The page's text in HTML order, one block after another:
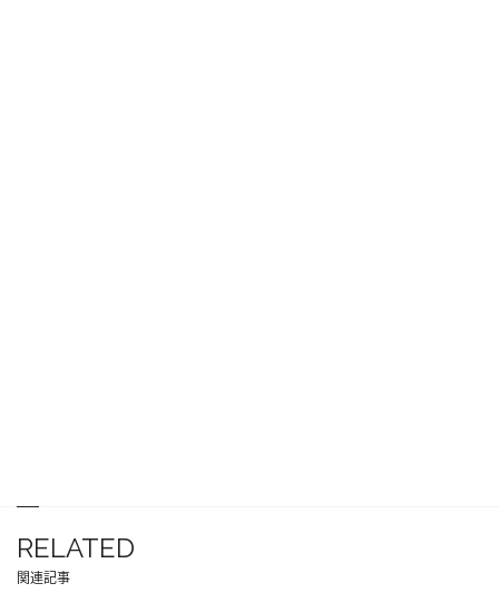
RELATED
関連記事